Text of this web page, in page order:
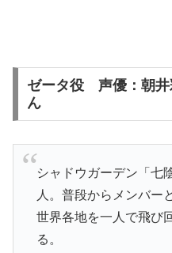
ゼータ役 声優：朝井
ん
シャドウガーデン「七
人。普段からメンバー
世界各地を一人で飛び
る。